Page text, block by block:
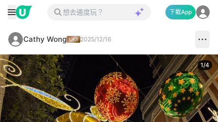
下載App
Cathy Wong 2025/12/16
1/4